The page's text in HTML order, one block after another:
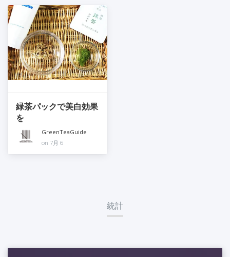
緑茶パックで美白効果
を
GreenTeaGuide
on 7月 6
統計